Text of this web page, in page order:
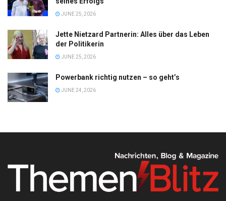
JUNE 25, 2026
Jette Nietzard Partnerin: Alles über das Leben
der Politikerin
JUNE 25, 2026
Powerbank richtig nutzen – so geht’s
JUNE 24, 2026